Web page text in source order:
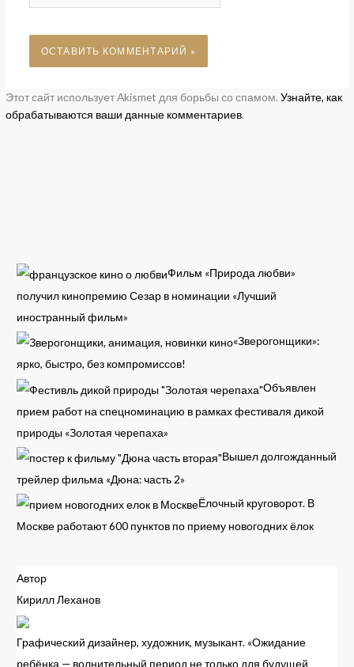
Этот сайт использует Akismet для борьбы со спамом.Узнайте, как
обрабатываются ваши данные комментариев.
Фильм «Природа любви»
получил кинопремию Сезар в номинации «Лучший
иностранный фильм»
«Зверогонщики»:
ярко, быстро, без компромиссов!
Объявлен
прием работ на спецноминацию в рамках фестиваля дикой
природы «Золотая черепаха»
Вышел долгожданный
трейлер фильма «Дюна: часть 2»
Ёлочный круговорот. В
Москве работают 600 пунктов по приему новогодних ёлок
Автор
Кирилл Леханов
Графический дизайнер, художник, музыкант. «Ожидание
ребёнка — волнительный период не только для будущей